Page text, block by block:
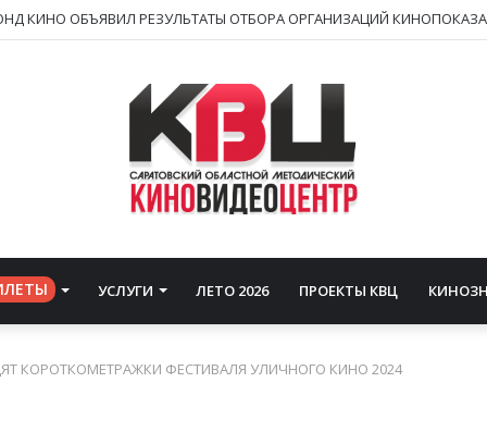
УСЛУГИ ЛЕТО 2026 ПРОЕКТЫ КВЦ
КОРОТКОМЕТРАЖКИ ФЕСТИВАЛЯ УЛИЧНОГО КИНО 2024